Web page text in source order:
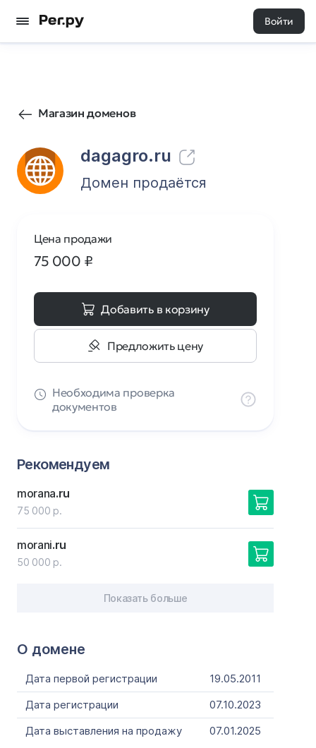
Войти
Магазин доменов
dagagro.ru
10 0
Домен продаётся
О домене
Дата первой регистрации
19.05.2011
Дата регистрации
07.10.2023
Дата выставления на продажу
07.01.2025
Цена продажи
75 000 ₽
Добавить в корзину
Предложить цену
Необходима проверка
документов
Рекомендуем
morana.ru
75 000 р.
morani.ru
50 000 р.
Показать больше